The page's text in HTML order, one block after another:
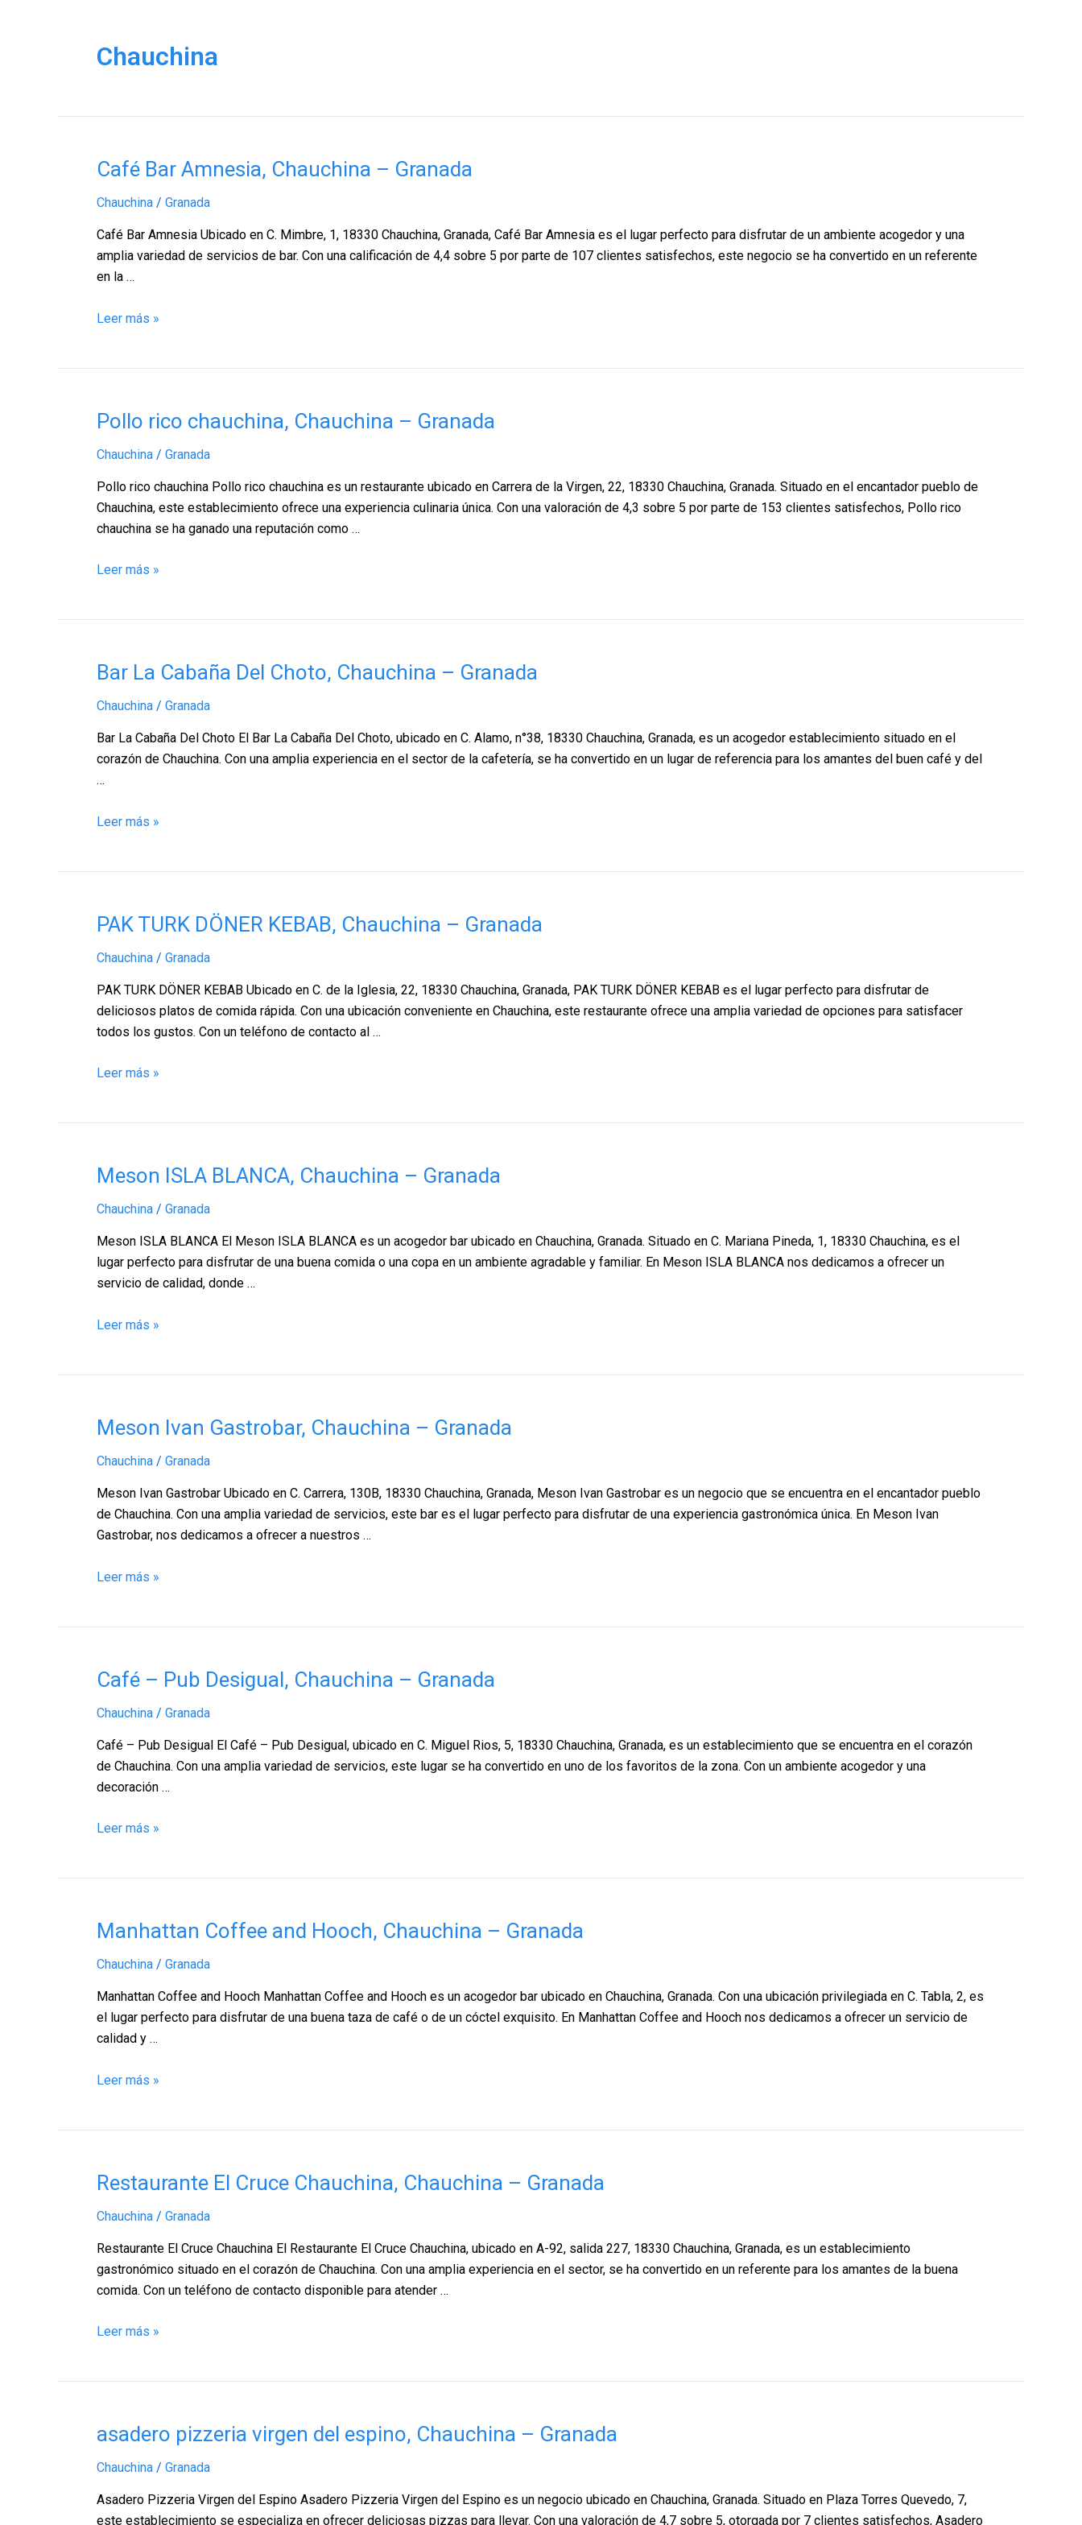
Chauchina
Café Bar Amnesia, Chauchina – Granada
Chauchina / Granada
Café Bar Amnesia Ubicado en C. Mimbre, 1, 18330 Chauchina, Granada, Café Bar Amnesia es el lugar perfecto para disfrutar de un ambiente acogedor y una
amplia variedad de servicios de bar. Con una calificación de 4,4 sobre 5 por parte de 107 clientes satisfechos, este negocio se ha convertido en un referente
en la …
Café
Amnesia,
Chauchina
Granada
Leer más »
Pollo rico chauchina, Chauchina – Granada
Chauchina / Granada
Pollo rico chauchina Pollo rico chauchina es un restaurante ubicado en Carrera de la Virgen, 22, 18330 Chauchina, Granada. Situado en el encantador pueblo de
Chauchina, este establecimiento ofrece una experiencia culinaria única. Con una valoración de 4,3 sobre 5 por parte de 153 clientes satisfechos, Pollo rico
chauchina se ha ganado una reputación como …
Pollo
chauchina,
Chauchina
–
Granada
Leer más »
Bar La Cabaña Del Choto, Chauchina – Granada
Chauchina / Granada
Bar La Cabaña Del Choto El Bar La Cabaña Del Choto, ubicado en C. Alamo, n°38, 18330 Chauchina, Granada, es un acogedor establecimiento situado en el
corazón de Chauchina. Con una amplia experiencia en el sector de la cafetería, se ha convertido en un lugar de referencia para los amantes del buen café y del
…
Bar
Cabaña
Del
Choto,
Granada
Leer más »
PAK TURK DÖNER KEBAB, Chauchina – Granada
Chauchina / Granada
PAK TURK DÖNER KEBAB Ubicado en C. de la Iglesia, 22, 18330 Chauchina, Granada, PAK TURK DÖNER KEBAB es el lugar perfecto para disfrutar de
deliciosos platos de comida rápida. Con una ubicación conveniente en Chauchina, este restaurante ofrece una amplia variedad de opciones para satisfacer
todos los gustos. Con un teléfono de contacto al …
PAK
DÖNER
KEBAB,
Chauchina
–
Leer más »
Meson ISLA BLANCA, Chauchina – Granada
Chauchina / Granada
Meson ISLA BLANCA El Meson ISLA BLANCA es un acogedor bar ubicado en Chauchina, Granada. Situado en C. Mariana Pineda, 1, 18330 Chauchina, es el
lugar perfecto para disfrutar de una buena comida o una copa en un ambiente agradable y familiar. En Meson ISLA BLANCA nos dedicamos a ofrecer un
servicio de calidad, donde …
Meson
BLANCA,
Chauchina
–
Granada
Leer más »
Meson Ivan Gastrobar, Chauchina – Granada
Chauchina / Granada
Meson Ivan Gastrobar Ubicado en C. Carrera, 130B, 18330 Chauchina, Granada, Meson Ivan Gastrobar es un negocio que se encuentra en el encantador pueblo
de Chauchina. Con una amplia variedad de servicios, este bar es el lugar perfecto para disfrutar de una experiencia gastronómica única. En Meson Ivan
Gastrobar, nos dedicamos a ofrecer a nuestros …
Meson
Gastrobar,
Chauchina
–
Granada
Leer más »
Café – Pub Desigual, Chauchina – Granada
Chauchina / Granada
Café – Pub Desigual El Café – Pub Desigual, ubicado en C. Miguel Rios, 5, 18330 Chauchina, Granada, es un establecimiento que se encuentra en el corazón
de Chauchina. Con una amplia variedad de servicios, este lugar se ha convertido en uno de los favoritos de la zona. Con un ambiente acogedor y una
decoración …
Café
Pub
Desigual,
Chauchina
–
Leer más »
Manhattan Coffee and Hooch, Chauchina – Granada
Chauchina / Granada
Manhattan Coffee and Hooch Manhattan Coffee and Hooch es un acogedor bar ubicado en Chauchina, Granada. Con una ubicación privilegiada en C. Tabla, 2, es
el lugar perfecto para disfrutar de una buena taza de café o de un cóctel exquisito. En Manhattan Coffee and Hooch nos dedicamos a ofrecer un servicio de
calidad y …
Manhattan
and
Hooch,
Chauchina
Leer más »
Restaurante El Cruce Chauchina, Chauchina – Granada
Chauchina / Granada
Restaurante El Cruce Chauchina El Restaurante El Cruce Chauchina, ubicado en A-92, salida 227, 18330 Chauchina, Granada, es un establecimiento
gastronómico situado en el corazón de Chauchina. Con una amplia experiencia en el sector, se ha convertido en un referente para los amantes de la buena
comida. Con un teléfono de contacto disponible para atender …
Restaurante
Cruce
Chauchina,
Chauchina
Leer más »
asadero pizzeria virgen del espino, Chauchina – Granada
Chauchina / Granada
Asadero Pizzeria Virgen del Espino Asadero Pizzeria Virgen del Espino es un negocio ubicado en Chauchina, Granada. Situado en Plaza Torres Quevedo, 7,
este establecimiento se especializa en ofrecer deliciosas pizzas para llevar. Con una valoración de 4,7 sobre 5, otorgada por 7 clientes satisfechos, Asadero
asadero
virgen
del
espino,